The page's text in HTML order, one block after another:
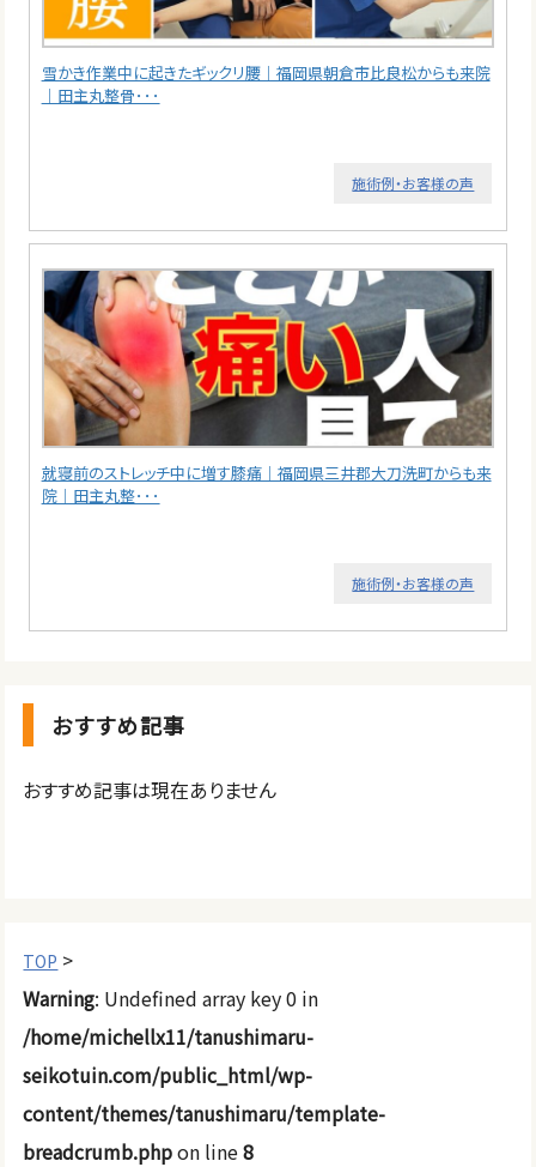
雪かき作業中に起きたギックリ腰｜福岡県朝倉市比良松からも来院
｜田主丸整骨･･･
施術例・お客様の声
就寝前のストレッチ中に増す膝痛｜福岡県三井郡大刀洗町からも来
院｜田主丸整･･･
施術例・お客様の声
おすすめ記事
おすすめ記事は現在ありません
TOP >
Warning: Undefined array key 0 in
/home/michellx11/tanushimaru-
seikotuin.com/public_html/wp-
content/themes/tanushimaru/template-
breadcrumb.phpon line8